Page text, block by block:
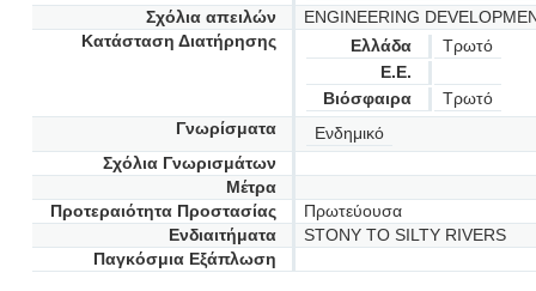
Σχόλια απειλών
ENGINEERING
Κατάσταση Διατήρησης
Ελλάδα
Τρωτό
Ε.Ε.
Βιόσφαιρα
Τρωτό
Γνωρίσματα
Ενδημικό
Σχόλια Γνωρισμάτων
Μέτρα
Προτεραιότητα Προστασίας
Πρωτεύουσα
Ενδιαιτήματα
STONY TO SILTY RIVERS
Παγκόσμια Εξάπλωση